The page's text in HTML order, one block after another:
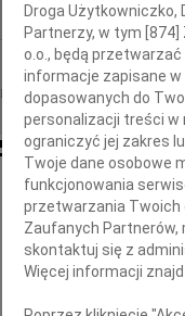
NAZWISKO:
REGION: Warszawa
DATA EMISJI: 08.10.2009
Droga Użytkowniczko,
Partnerzy, w tym [874]
o.o., będą
informacje zapisane
dopasowanych do
personalizacji treści w
ograniczyć jej zakres
Twoje dane osobowe
funkcjonowania
przetwarzania Twoich
Zaufanych Partnerów,
skontaktuj się z
Więcej informacji